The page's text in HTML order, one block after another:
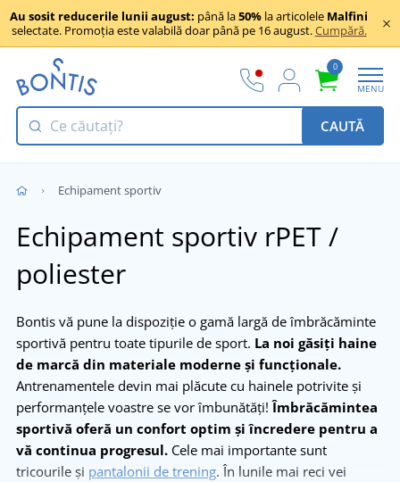
Au sosit reducerile lunii august: până la50% la articolele Malfini
selectate. Promoția este valabilă doar până pe 16 august.Cumpără.
0
MENU
CAUTĂ
Echipament sportiv
Echipament sportiv rPET /
poliester
Bontis vă pune la dispoziție o gamă largă de îmbrăcăminte
sportivă pentru toate tipurile de sport. La noi găsiți haine
de marcă din materiale moderne și funcționale.
Antrenamentele devin mai plăcute cu hainele potrivite și
performanțele voastre se vor îmbunătăți!Îmbrăcămintea
sportivă oferă un confort optim și încredere pentru a
vă continua progresul. Cele mai importante sunt
tricourile și pantalonii de trening. În lunile mai reci vei